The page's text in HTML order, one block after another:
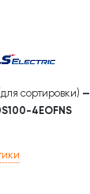
сортировки) —
4EOFNS